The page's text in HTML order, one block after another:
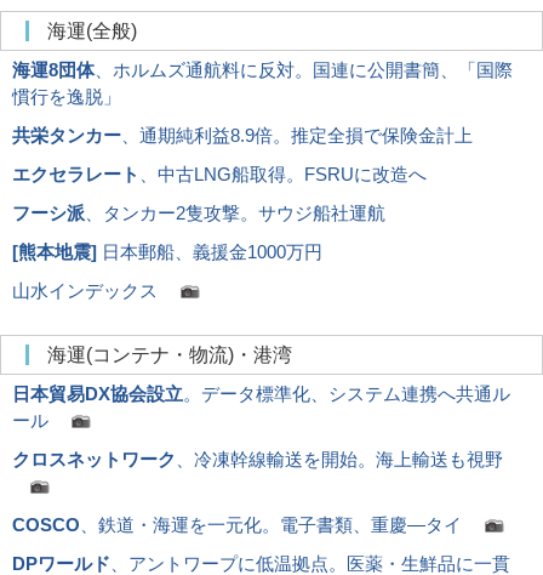
海運(全般)
海運8団体、ホルムズ通航料に反対。国連に公開書簡、「国際
慣行を逸脱」
共栄タンカー 、通期純利益8.9倍。推定全損で保険金計上
エクセラレート
、中古LNG船取得。FSRUに改造へ
フーシ派 、タンカー2隻攻撃。サウジ船社運航
[熊本地震] 日本郵船、義援金1000万円
山水インデックス
海運(コンテナ・物流)・港湾
日本貿易DX協会設立。データ標準化、システム連携へ共通ル
ール
クロスネットワーク
、冷凍幹線輸送を開始。海上輸送も視野
COSCO 、鉄道・海運を一元化。電子書類、重慶―タイ
DPワールド 、アントワープに低温拠点。医薬・生鮮品に一貫